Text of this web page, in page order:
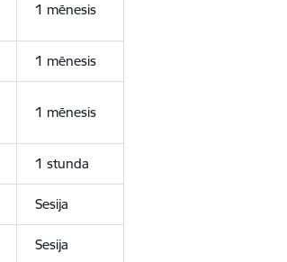
1 mēnesis
1 mēnesis
1 mēnesis
1 stunda
Sesija
Sesija